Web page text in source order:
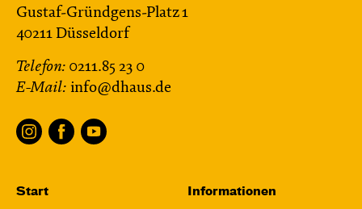
Gustaf-Gründgens-Platz 1
40211 Düsseldorf
Telefon: 0211.85 23 0
E-Mail: info@dhaus.de
Start Informationen